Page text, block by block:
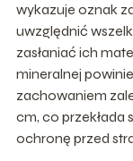
wykazuje oznak
uwzględnić
zasłaniać ich
mineralnej
zachowaniem
cm, co przekłada
ochronę przed